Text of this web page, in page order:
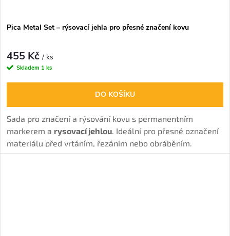
Pica Metal Set – rýsovací jehla pro přesné značení kovu
455 Kč/ ks
Skladem 1 ks
DO KOŠÍKU
Sada pro značení a rýsování kovu s permanentním
markerem a rysovací jehlou. Ideální pro přesné označení
materiálu před vrtáním, řezáním nebo obráběním.